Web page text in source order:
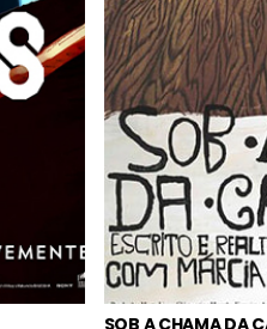
SOB A CHAMA DA